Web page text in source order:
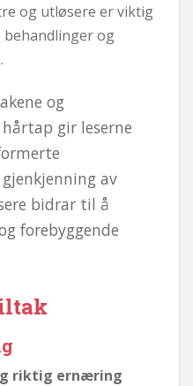
og utløsere er viktig
og
og
gir leserne
av
bidrar til å
forebyggende
riktig ernæring